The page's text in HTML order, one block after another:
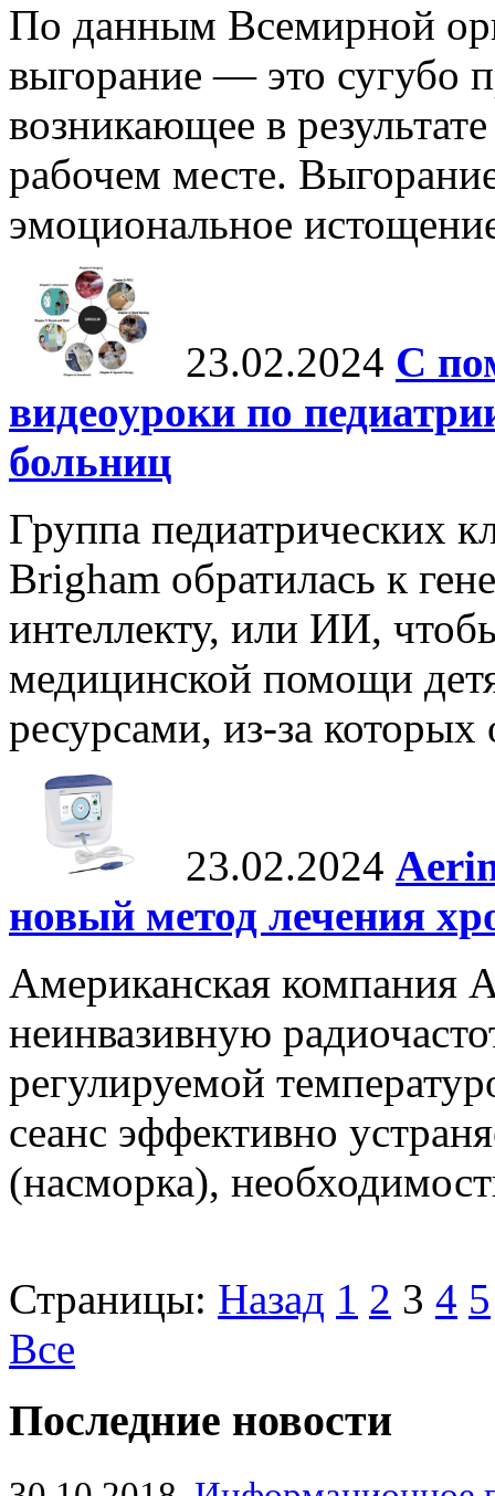
По данным Всемирной
выгорание — это сугубо
возникающее в
рабочем месте.
эмоциональное
23.02.2024 С
видеоуроки по
больниц
Группа педиатрических
Brigham обратилась к
интеллекту, или ИИ,
медицинской помощи
ресурсами, из-за
23.02.2024
новый метод лечения
Американская компания
неинвазивную
регулируемой
сеанс эффективно
(насморка),
Страницы: Назад 1 2 3 4 5
Все
Последние новости